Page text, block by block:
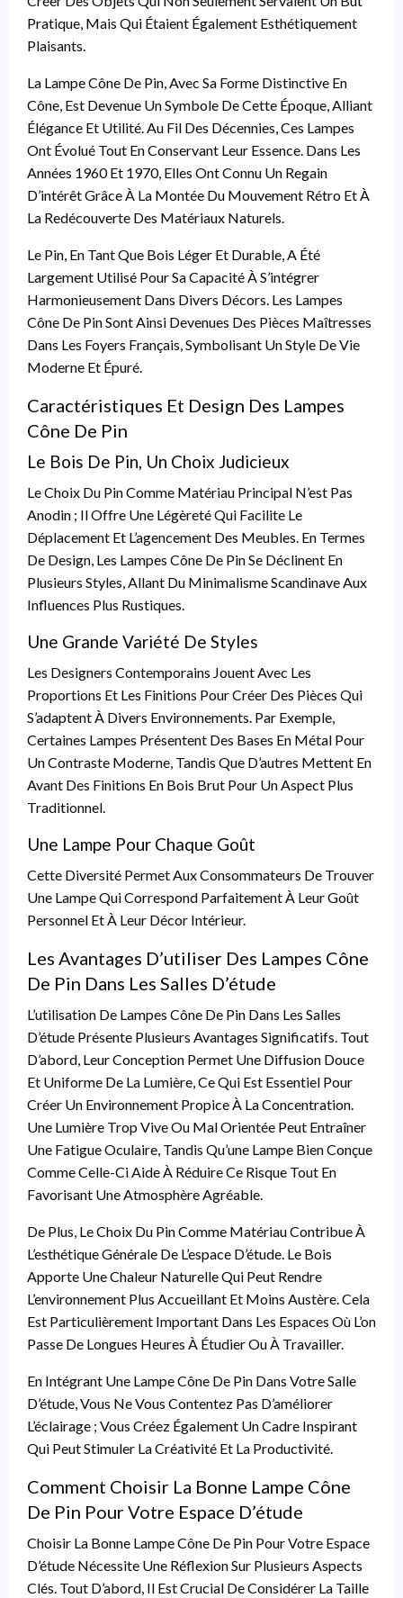
Pratique, Mais Qui Étaient Également Esthétiquement
Plaisants.
La Lampe Cône De Pin, Avec Sa Forme Distinctive En
Cône, Est Devenue Un Symbole De Cette Époque, Alliant
Élégance Et Utilité. Au Fil Des Décennies, Ces Lampes
Ont Évolué Tout En Conservant Leur Essence. Dans Les
Années 1960 Et 1970, Elles Ont Connu Un Regain
D’intérêt Grâce À La Montée Du Mouvement Rétro Et À
La Redécouverte Des Matériaux Naturels.
Le Pin, En Tant Que Bois Léger Et Durable, A Été
Largement Utilisé Pour Sa Capacité À S’intégrer
Harmonieusement Dans Divers Décors. Les Lampes
Cône De Pin Sont Ainsi Devenues Des Pièces Maîtresses
Dans Les Foyers Français, Symbolisant Un Style De Vie
Moderne Et Épuré.
Caractéristiques Et Design Des Lampes
Cône De Pin
Le Bois De Pin, Un Choix Judicieux
Le Choix Du Pin Comme Matériau Principal N’est Pas
Anodin ; Il Offre Une Légèreté Qui Facilite Le
Déplacement Et L’agencement Des Meubles. En Termes
De Design, Les Lampes Cône De Pin Se Déclinent En
Plusieurs Styles, Allant Du Minimalisme Scandinave Aux
Influences Plus Rustiques.
Une Grande Variété De Styles
Les Designers Contemporains Jouent Avec Les
Proportions Et Les Finitions Pour Créer Des Pièces Qui
S’adaptent À Divers Environnements. Par Exemple,
Certaines Lampes Présentent Des Bases En Métal Pour
Un Contraste Moderne, Tandis Que D’autres Mettent En
Avant Des Finitions En Bois Brut Pour Un Aspect Plus
Traditionnel.
Une Lampe Pour Chaque Goût
Cette Diversité Permet Aux Consommateurs De Trouver
Une Lampe Qui Correspond Parfaitement À Leur Goût
Personnel Et À Leur Décor Intérieur.
Les Avantages D’utiliser Des Lampes Cône
De Pin Dans Les Salles D’étude
L’utilisation De Lampes Cône De Pin Dans Les Salles
D’étude Présente Plusieurs Avantages Significatifs. Tout
D’abord, Leur Conception Permet Une Diffusion Douce
Et Uniforme De La Lumière, Ce Qui Est Essentiel Pour
Créer Un Environnement Propice À La Concentration.
Une Lumière Trop Vive Ou Mal Orientée Peut Entraîner
Une Fatigue Oculaire, Tandis Qu’une Lampe Bien Conçue
Comme Celle-Ci Aide À Réduire Ce Risque Tout En
Favorisant Une Atmosphère Agréable.
De Plus, Le Choix Du Pin Comme Matériau Contribue À
L’esthétique Générale De L’espace D’étude. Le Bois
Apporte Une Chaleur Naturelle Qui Peut Rendre
L’environnement Plus Accueillant Et Moins Austère. Cela
Est Particulièrement Important Dans Les Espaces Où L’on
Passe De Longues Heures À Étudier Ou À Travailler.
En Intégrant Une Lampe Cône De Pin Dans Votre Salle
D’étude, Vous Ne Vous Contentez Pas D’améliorer
L’éclairage ; Vous Créez Également Un Cadre Inspirant
Qui Peut Stimuler La Créativité Et La Productivité.
Comment Choisir La Bonne Lampe Cône
De Pin Pour Votre Espace D’étude
Choisir La Bonne Lampe Cône De Pin Pour Votre Espace
D’étude Nécessite Une Réflexion Sur Plusieurs Aspects
Clés. Tout D’abord, Il Est Crucial De Considérer La Taille